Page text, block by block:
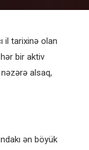
il tarixinə olan
bir aktiv
alsaq,
ən böyük